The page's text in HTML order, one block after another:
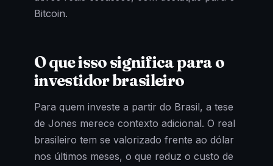
Bitcoin.
O que isso significa para o
investidor brasileiro
Para quem investe a partir do Brasil, a tese
de Jones merece contexto adicional. O real
brasileiro tem se valorizado frente ao dólar
nos últimos meses, o que reduz o custo de